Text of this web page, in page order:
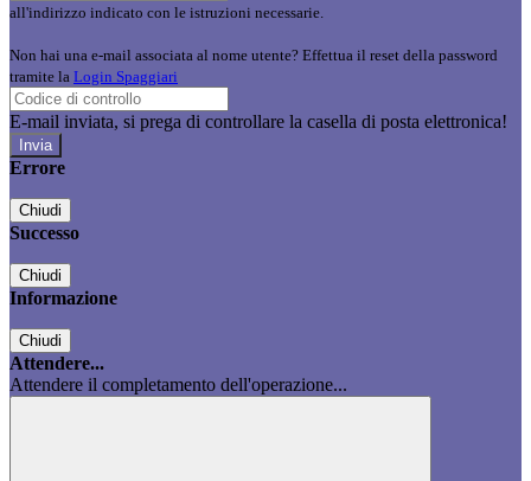
all'indirizzo indicato con le istruzioni necessarie.
Non hai una e-mail associata al nome utente? Effettua il reset della password
tramite la Login Spaggiari
E-mail inviata, si prega di controllare la casella di posta elettronica!
Errore
Chiudi
Successo
Chiudi
Informazione
Chiudi
Attendere...
Attendere il completamento dell'operazione...